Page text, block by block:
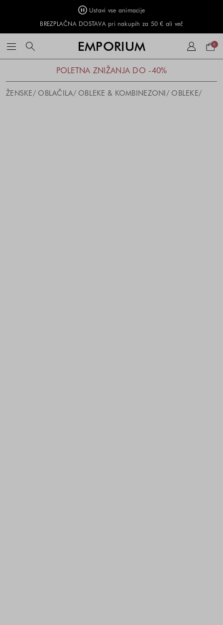
Ustavi vse animacije
BREZPLAČNA DOSTAVA pri nakupih za 50 € ali več
EMPORIUM 0
POLETNA ZNIŽANJA DO -40%
ŽENSKE OBLAČILA OBLEKE & KOMBINEZONI OBLEKE